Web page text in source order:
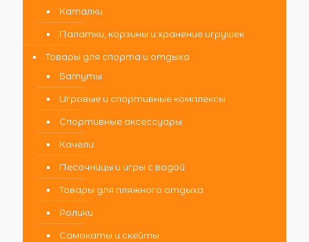
Каталки
Палатки, корзины и хранение игрушек
Товары для спорта и отдыха
Батуты
Игровые и спортивные комплексы
Спортивные аксессуары
Качели
Песочницы и игры с водой
Товары для пляжного отдыха
Ролики
Самокаты и скейты